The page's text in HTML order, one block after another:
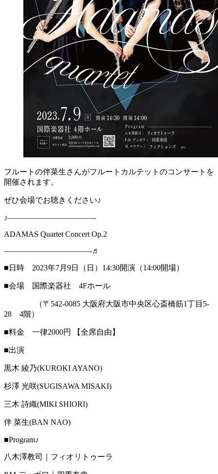
フルートの伴菜生さんがフルートカルテットのコンサートを
開催されます。
ぜひ会場でお聴きください♪
♪———————————-
ADAMAS Quartet Concert Op.2
———————————-♬
■日時 2023年7月9日（日）14:30開演（14:00開場）
■会場 国際楽器社 4Fホール
（〒542-0085 大阪府大阪市中央区心斎橋筋1丁目5-
28 4階）
■料金 一律2000円 【全席自由】
■出演
黒木 綾乃(KUROKI AYANO)
杉澤 光咲(SUGISAWA MISAKI)
三木 詩織(MIKI SHIORI)
伴 菜生(BAN NAO)
■Program♪
八木澤教司｜フィオリトゥーラ